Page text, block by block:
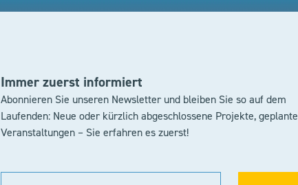
Immer zuerst informiert
Abonnieren Sie unseren Newsletter und bleiben Sie so auf dem
Laufenden: Neue oder kürzlich abgeschlossene Projekte, geplante
Veranstaltungen – Sie erfahren es zuerst!